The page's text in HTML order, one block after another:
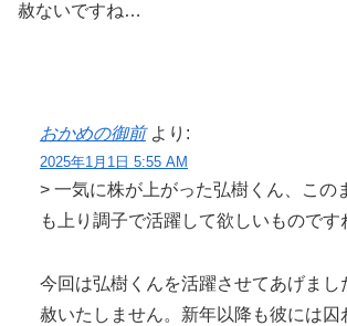
赦ないですね…
おかめの御前 より:
2025年1月1日 5:55 AM
> 一気に株が上がった弘樹くん、この
も上り調子で活躍して欲しいものです
今回は弘樹くんを活躍させてあげまし
赦いたしません。新年以降も彼には囚